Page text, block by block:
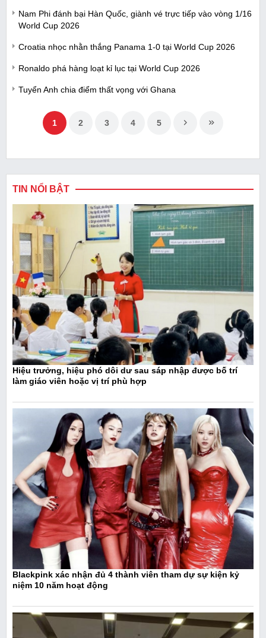
Nam Phi đánh bại Hàn Quốc, giành vé trực tiếp vào vòng 1/16
World Cup 2026
Croatia nhọc nhằn thắng Panama 1-0 tại World Cup 2026
Ronaldo phá hàng loạt kỉ lục tại World Cup 2026
Tuyển Anh chia điểm thất vọng với Ghana
1 2 3 4 5
TIN NỔI BẬT
Hiệu trưởng, hiệu phó dôi dư sau sáp nhập được bố trí
làm giáo viên hoặc vị trí phù hợp
Blackpink xác nhận đủ 4 thành viên tham dự sự kiện kỷ
niệm 10 năm hoạt động